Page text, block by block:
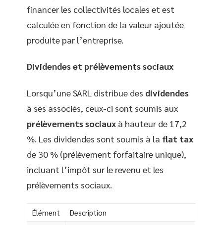
financer les collectivités locales et est
calculée en fonction de la valeur ajoutée
produite par l’entreprise.
Dividendes et prélèvements sociaux
Lorsqu’une SARL distribue des dividendes
à ses associés, ceux-ci sont soumis aux
prélèvements sociaux à hauteur de 17,2
%. Les dividendes sont soumis à la flat tax
de 30 % (prélèvement forfaitaire unique),
incluant l’impôt sur le revenu et les
prélèvements sociaux.
Élément Description